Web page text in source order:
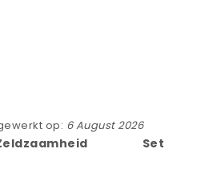
op: 6 August 2026
Set